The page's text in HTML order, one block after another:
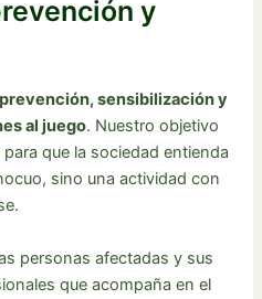
y
prevención, sensibilización y
al juego. Nuestro objetivo
que la sociedad entienda
sino una actividad con
personas afectadas y sus
que acompaña en el